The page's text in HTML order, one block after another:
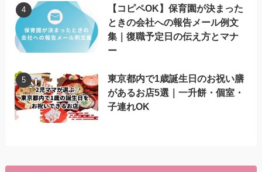
【コピペOK】保育園が決まった
ときの会社への報告メール例文
集｜復職予定日の伝え方とマナ
ー
東京都内で1歳誕生日のお祝い膳
があるお店5選｜一升餅・個室・
子連れOK